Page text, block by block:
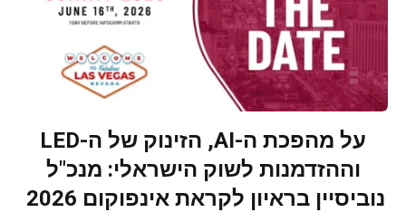
על מהפכת ה-AI, הזינוק של ה-LED
וההזדמנות לשוק הישראלי: מנכ"ל
נוביסיין בראיון לקראת אינפוקום 2026